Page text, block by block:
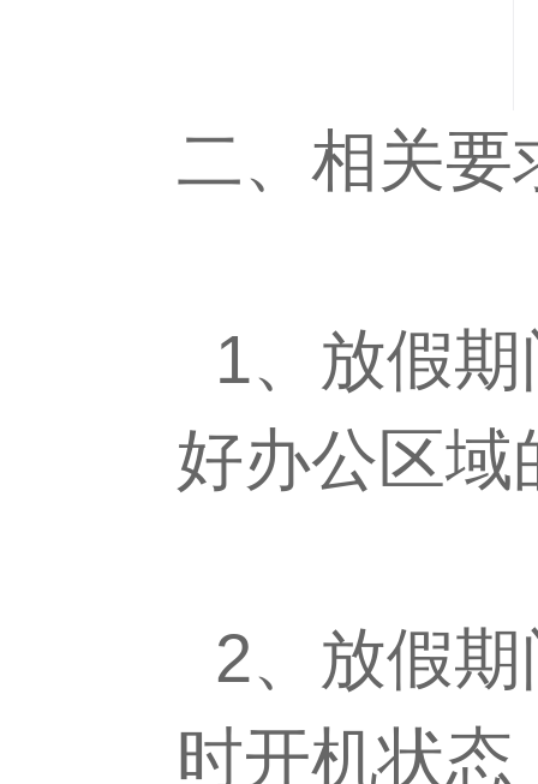
二、相关要
1、放假
好办公区域
2、放假
时开机状态